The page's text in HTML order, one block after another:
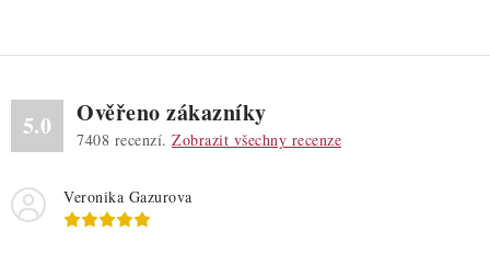
5.0 Ověřeno zákazníky
7408 recenzí. Zobrazit všechny recenze
Veronika Gazurova